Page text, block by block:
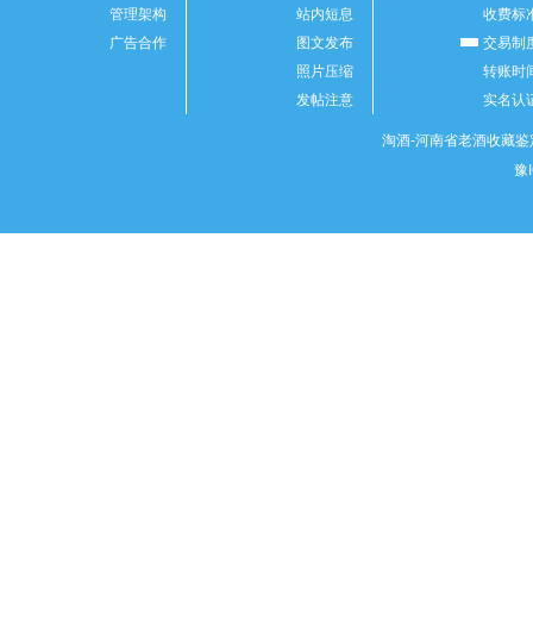
管理架构
广告合作
站内短息
图文发布
照片压缩
发帖注意
收费标
交易制
转账时
实名认
淘酒-河南省老酒收藏
豫